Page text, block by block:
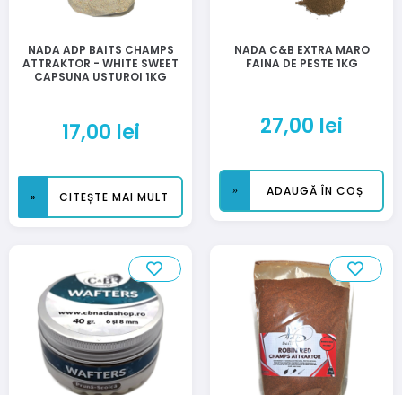
NADA ADP BAITS CHAMPS
ATTRAKTOR - WHITE SWEET
CAPSUNA USTUROI 1KG
17,00 lei
CITEȘTE MAI MULT
NADA C&B EXTRA MARO
FAINA DE PESTE 1KG
27,00 lei
ADAUGĂ ÎN COȘ